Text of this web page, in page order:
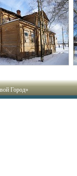
Город»